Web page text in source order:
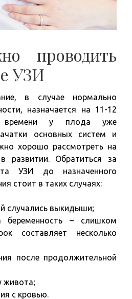
проводить
УЗИ
в случае нормально
назначается на 11-12
у плода уже
основных систем и
хорошо рассмотреть на
развитии. Обратиться за
УЗИ до назначенного
стоит в таких случаях:
случались выкидыши;
беременность – слишком
составляет несколько
после продолжительной
живота;
с кровью.